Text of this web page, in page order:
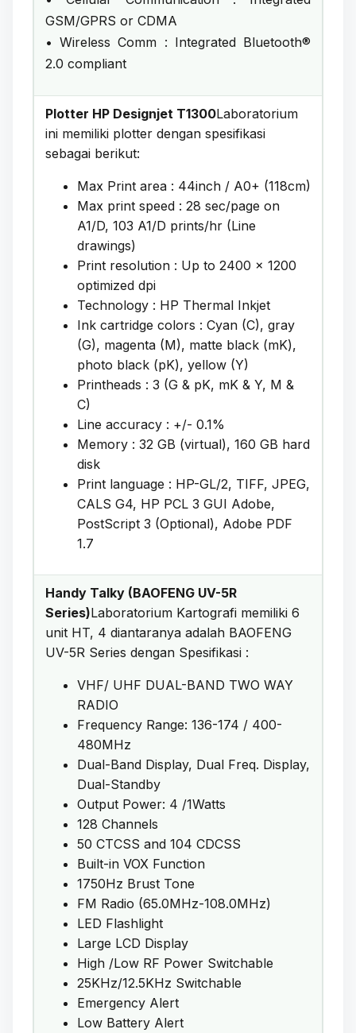
GSM/GPRS or CDMA
• Wireless Comm : Integrated Bluetooth®
2.0 compliant
Plotter HP Designjet T1300Laboratorium
ini memiliki plotter dengan spesifikasi
sebagai berikut:
Max Print area : 44inch / A0+ (118cm)
Max print speed : 28 sec/page on
A1/D, 103 A1/D prints/hr (Line
drawings)
Print resolution : Up to 2400 x 1200
optimized dpi
Technology : HP Thermal Inkjet
Ink cartridge colors : Cyan (C), gray
(G), magenta (M), matte black (mK),
photo black (pK), yellow (Y)
Printheads : 3 (G & pK, mK & Y, M &
C)
Line accuracy : +/- 0.1%
Memory : 32 GB (virtual), 160 GB hard
disk
Print language : HP-GL/2, TIFF, JPEG,
CALS G4, HP PCL 3 GUI Adobe,
PostScript 3 (Optional), Adobe PDF
1.7
Handy Talky (BAOFENG UV-5R
Series)Laboratorium Kartografi memiliki 6
unit HT, 4 diantaranya adalah BAOFENG
UV-5R Series dengan Spesifikasi :
VHF/ UHF DUAL-BAND TWO WAY
RADIO
Frequency Range: 136-174 / 400-
480MHz
Dual-Band Display, Dual Freq. Display,
Dual-Standby
Output Power: 4 /1Watts
128 Channels
50 CTCSS and 104 CDCSS
Built-in VOX Function
1750Hz Brust Tone
FM Radio (65.0MHz-108.0MHz)
LED Flashlight
Large LCD Display
High /Low RF Power Switchable
25KHz/12.5KHz Switchable
Emergency Alert
Low Battery Alert